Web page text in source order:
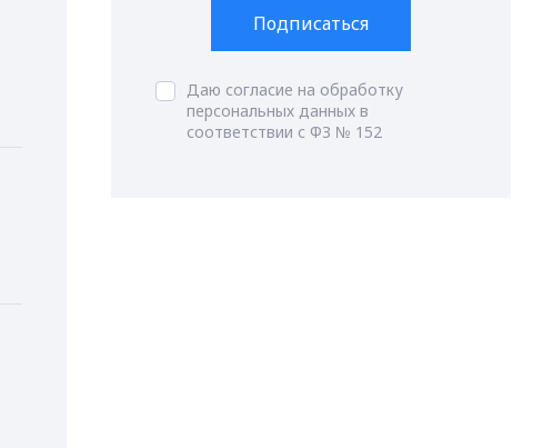
Подписаться
Даю согласие на обработку
персональных данных в
соответствии с ФЗ № 152